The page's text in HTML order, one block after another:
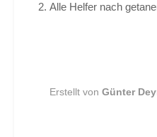
Alle Helfer nach
Erstellt von Günter